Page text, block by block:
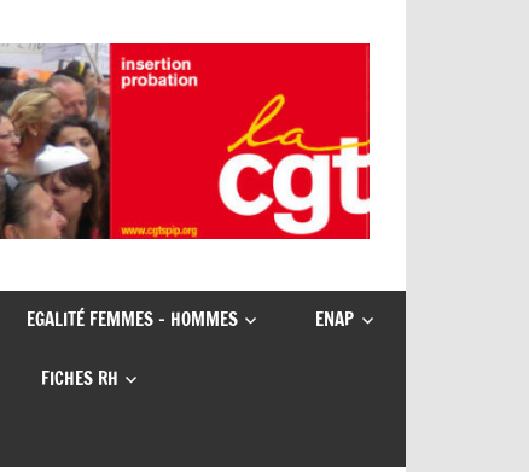
EGALITÉ FEMMES – HOMMES ENAP
FICHES RH